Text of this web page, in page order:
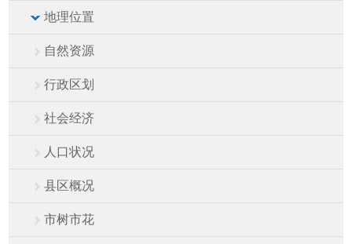
地理位置
自然资源
行政区划
社会经济
人口状况
县区概况
市树市花